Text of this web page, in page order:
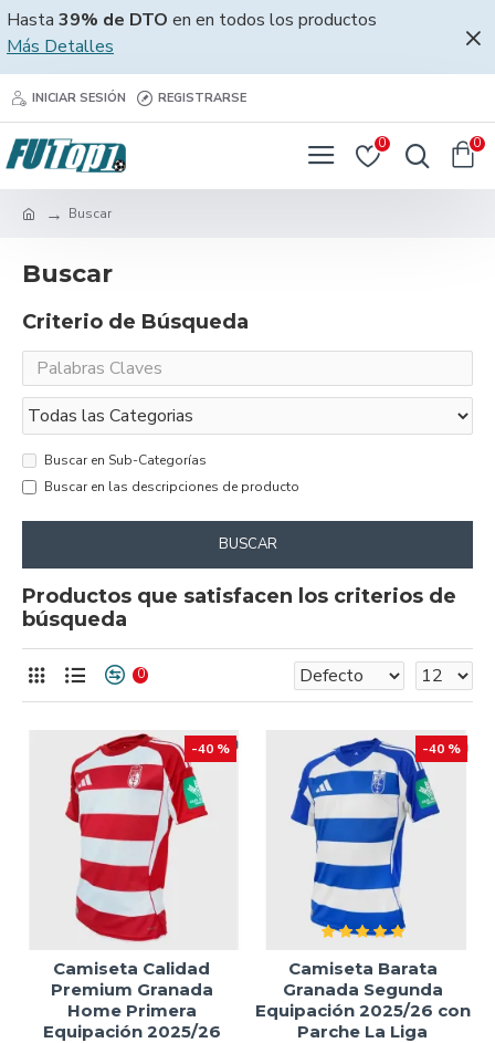
Hasta 39% de DTO en en todos los productos
Más Detalles
INICIAR SESIÓN REGISTRARSE
0 0
Buscar
Buscar
Criterio de Búsqueda
Buscar en Sub-Categorías
Buscar en las descripciones de producto
BUSCAR
Productos que satisfacen los criterios de
búsqueda
0
-40 %
Camiseta Calidad
Premium Granada
Home Primera
Equipación 2025/26
-40 %
Camiseta Barata
Granada Segunda
Equipación 2025/26 con
Parche La Liga